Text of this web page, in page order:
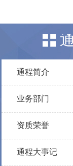
通程简介
业务部门
资质荣誉
通程大事记